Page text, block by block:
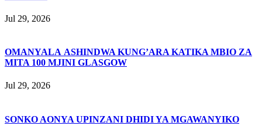
Jul 29, 2026
OMANYALA ASHINDWA KUNG’ARA KATIKA MBIO ZA
MITA 100 MJINI GLASGOW
Jul 29, 2026
SONKO AONYA UPINZANI DHIDI YA MGAWANYIKO